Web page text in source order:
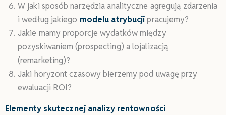
W jaki sposób narzędzia analityczne agregują zdarzenia
i według jakiego modelu atrybucjipracujemy?
Jakie mamy proporcje wydatków między
pozyskiwaniem (prospecting) a lojalizacją
(remarketing)?
Jaki horyzont czasowy bierzemy pod uwagę przy
ewaluacji ROI?
Elementy skutecznej analizy rentowności